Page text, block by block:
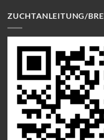
ZUCHTANLEITUNG/